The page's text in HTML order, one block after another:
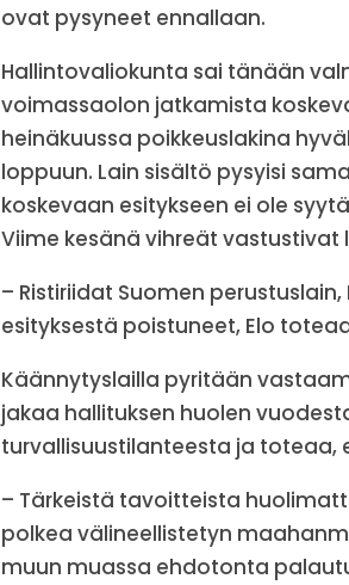
ovat pysyneet ennallaan.
Hallintovaliokunta sai tänään
voimassaolon jatkamista
heinäkuussa poikkeuslakina
loppuun. Lain sisältö pysyisi
koskevaan esitykseen ei ole
Viime kesänä vihreät vastustivat
– Ristiriidat Suomen
esityksestä poistuneet, Elo
Käännytyslailla pyritään
jakaa hallituksen huolen
turvallisuustilanteesta ja toteaa,
– Tärkeistä tavoitteista
polkea välineellistetyn
muun muassa ehdotonta